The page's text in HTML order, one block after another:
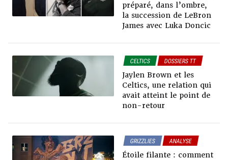
préparé, dans l’ombre,
la succession de LeBron
James avec Luka Doncic
CELTICS
DOSSIERS TT
ANALYSE
Jaylen Brown et les
Celtics, une relation qui
avait atteint le point de
non-retour
GRIZZLIES
ANALYSE
DOSSIERS TT
Étoile filante : comment